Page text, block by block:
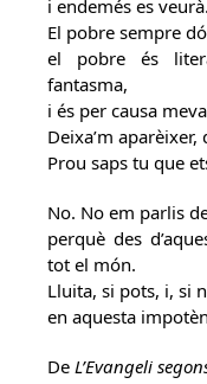
i endemés es veurà.
El pobre sempre
el pobre és
fantasma,
i és per causa
Deixa’m aparèixer,
Prou saps tu que
No. No em parlis
perquè des
tot el món.
Lluita, si pots, i, si
en aquesta
De L’Evangeli